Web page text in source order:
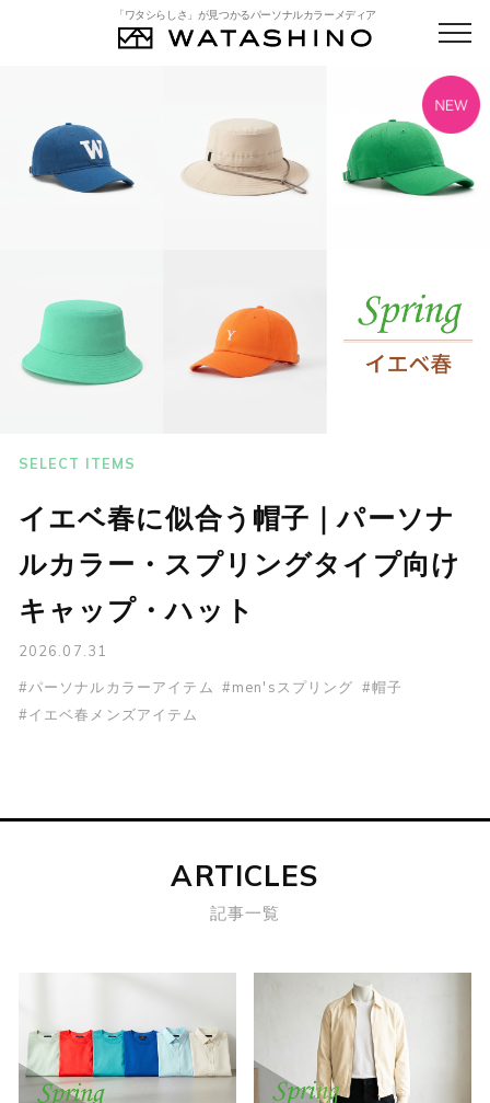
「ワタシらしさ」が見つかるパーソナルカラーメディア
SELECT ITEMS
イエベ春に似合う帽子｜パーソナ
ルカラー・スプリングタイプ向け
キャップ・ハット
2026.07.31
#パーソナルカラーアイテム #men'sスプリング #帽子
#イエベ春メンズアイテム
ARTICLES
記事一覧